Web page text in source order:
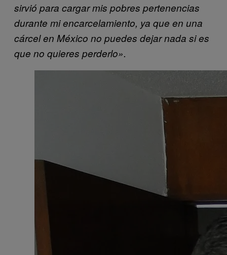
sirvió para cargar mis pobres pertenencias
durante mi encarcelamiento, ya que en una
cárcel en México no puedes dejar nada si es
que no quieres perderlo».